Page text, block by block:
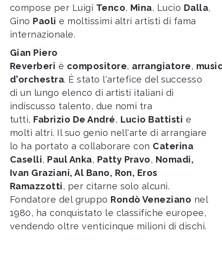
compose per Luigi Tenco, Mina, Lucio Dalla,
Gino Paoli e moltissimi altri artisti di fama
internazionale.
Gian Piero
Reverberi è compositore, arrangiatore,
d'orchestra. È stato l'artefice del successo
di un lungo elenco di artisti italiani di
indiscusso talento, due nomi tra
tutti, Fabrizio De André, Lucio Battisti e
molti altri. Il suo genio nell'arte di arrangiare
lo ha portato a collaborare con Caterina
Caselli, Paul Anka, Patty Pravo, Nomadi,
Ivan Graziani, Al Bano, Ron, Eros
Ramazzotti, per citarne solo alcuni.
Fondatore del gruppo Rondò Veneziano nel
1980, ha conquistato le classifiche europee,
vendendo oltre venticinque milioni di dischi.